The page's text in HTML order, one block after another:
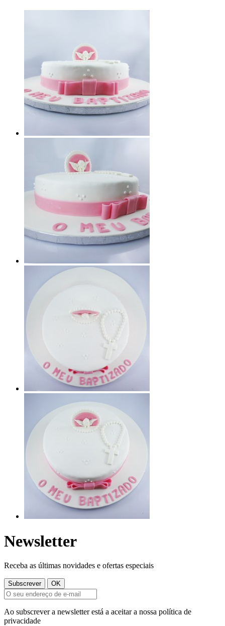
Newsletter
Receba as últimas novidades e ofertas especiais
Ao subscrever a newsletter está a aceitar a nossa política de
privacidade